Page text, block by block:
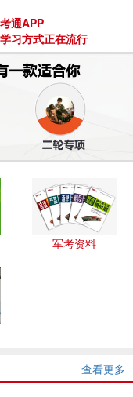
通APP
习方式正在流行
军考资料
查看更多